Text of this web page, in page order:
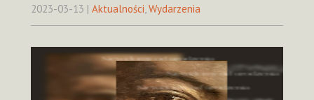
2023-03-13 | Aktualności Wydarzenia